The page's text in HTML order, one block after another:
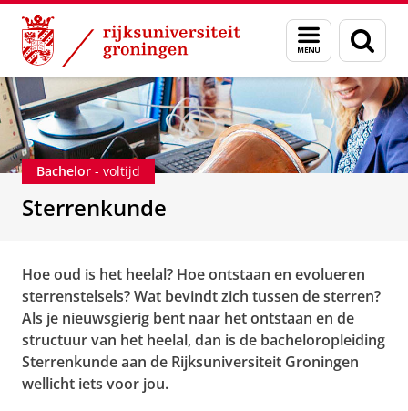
Skip
Content
Skip
Navigation
Menu
en
zoeken
Onderwijs Bacheloropleidingen Sterrenkunde
Bachelor - voltijd
Sterrenkunde
Hoe oud is het heelal? Hoe ontstaan en evolueren
sterrenstelsels? Wat bevindt zich tussen de sterren?
Als je nieuwsgierig bent naar het ontstaan en de
structuur van het heelal, dan is de bacheloropleiding
Sterrenkunde aan de Rijksuniversiteit Groningen
wellicht iets voor jou.